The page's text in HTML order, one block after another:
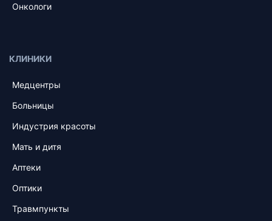
Онкологи
КЛИНИКИ
Медцентры
Больницы
Индустрия красоты
Мать и дитя
Аптеки
Оптики
Травмпункты